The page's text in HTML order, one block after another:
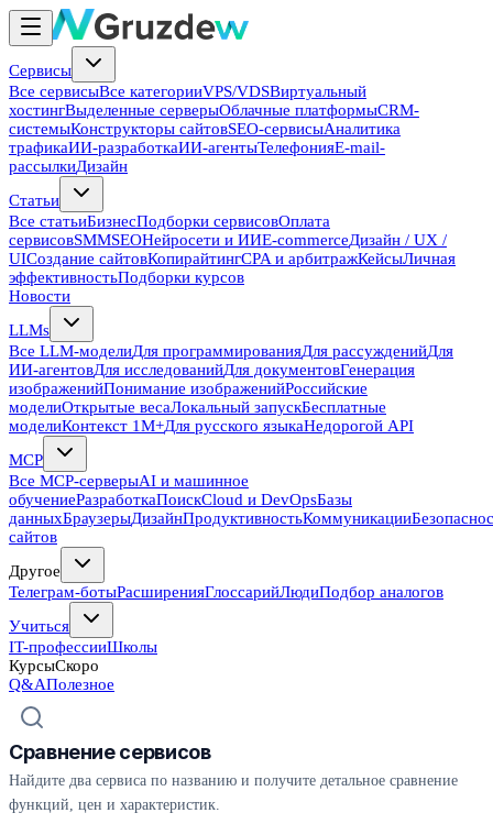
Сервисы
Все сервисыВсе категорииVPS/VDSВиртуальный
хостингВыделенные серверыОблачные платформыCRM-
системыКонструкторы сайтовSEO-сервисыАналитика
трафикаИИ-разработкаИИ-агентыТелефонияE-mail-
рассылкиДизайн
Статьи
Все статьиБизнесПодборки сервисовОплата
сервисовSMMSEOНейросети и ИИE-commerceДизайн / UX /
UIСоздание сайтовКопирайтингCPA и арбитражКейсыЛичная
эффективностьПодборки курсов
Новости
LLMs
Все LLM-моделиДля программированияДля рассужденийДля
ИИ-агентовДля исследованийДля документовГенерация
изображенийПонимание изображенийРоссийские
моделиОткрытые весаЛокальный запускБесплатные
моделиКонтекст 1M+Для русского языкаНедорогой API
MCP
Все MCP-серверыAI и машинное
обучениеРазработкаПоискCloud и DevOpsБазы
данныхБраузерыДизайнПродуктивностьКоммуникации
сайтов
Другое
Телеграм-ботыРасширенияГлоссарийЛюдиПодбор аналогов
Учиться
IT-профессииШколы
КурсыСкоро
Q&AПолезное
Сравнение сервисов
Найдите два сервиса по названию и получите детальное сравнение
функций, цен и характеристик.